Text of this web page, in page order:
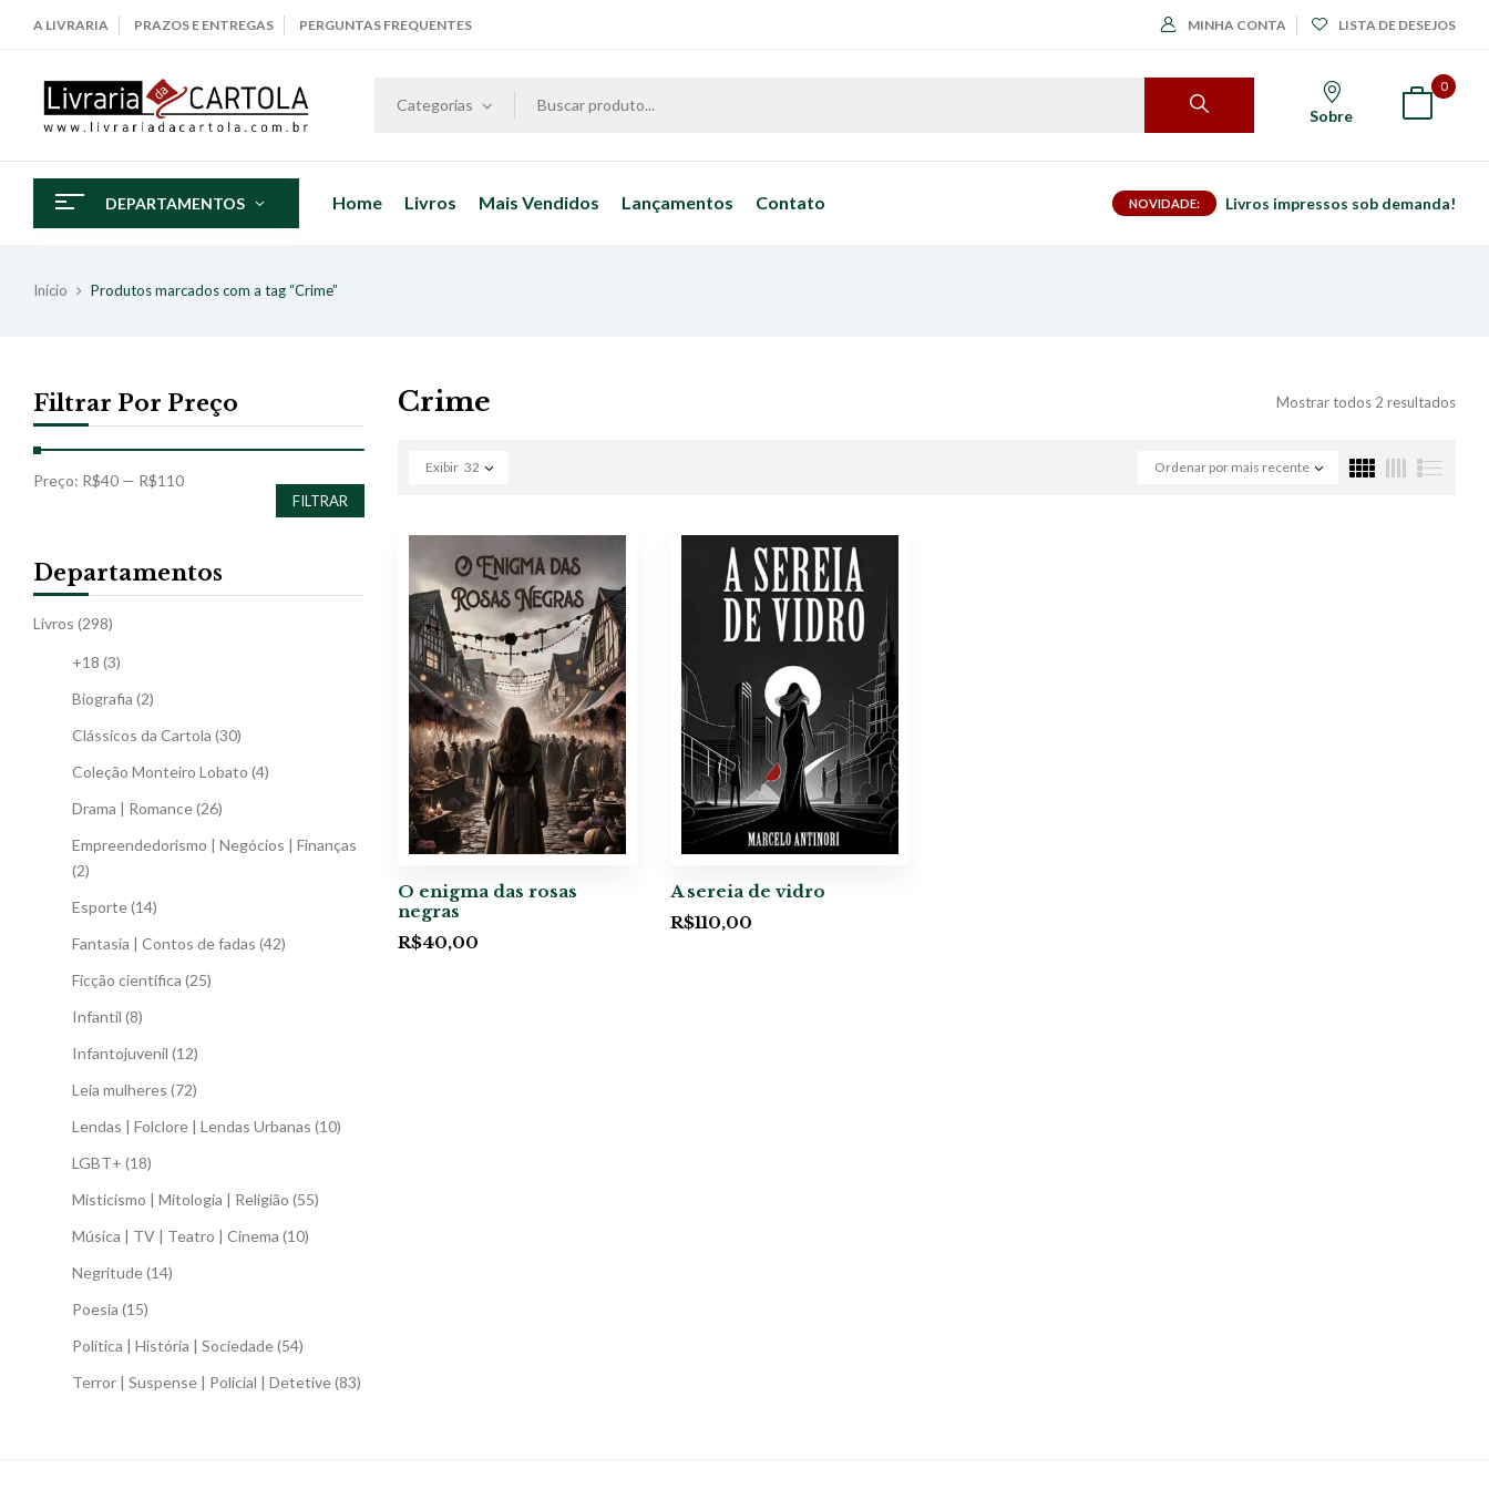
A LIVRARIA PRAZOS E ENTREGAS PERGUNTAS FREQUENTES MINHA CONTA LISTA DE DESEJOS
Categorias
Sobre
0
DEPARTAMENTOS Home Livros Mais Vendidos Lançamentos Contato NOVIDADE: Livros impressos sob demanda!
Início Produtos marcados com a tag “Crime”
Filtrar Por Preço
FILTRAR
Preço: R$40 — R$110
Departamentos
Livros (298)
+18 (3)
Biografia (2)
Clássicos da Cartola (30)
Coleção Monteiro Lobato (4)
Drama | Romance(26)
Empreendedorismo | Negócios | Finanças
(2)
Esporte(14)
Fantasia | Contos de fadas (42)
Ficção científica (25)
Infantil (8)
Infantojuvenil (12)
Leia mulheres (72)
Lendas | Folclore | Lendas Urbanas (10)
LGBT+ (18)
Misticismo | Mitologia | Religião (55)
Música | TV | Teatro | Cinema (10)
Negritude(14)
Poesia (15)
Política | História | Sociedade(54)
Terror | Suspense | Policial | Detetive(83)
Crime Mostrar todos 2 resultados
Ordenar por mais recente
Exibir 32
O enigma das rosas
negras
R$40,00
A sereia de vidro
R$110,00